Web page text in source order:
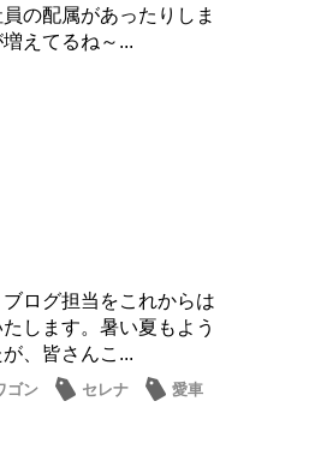
の配属があったりしま
えてるね～...
ログ担当をこれからは
します。暑い夏もよう
、皆さんこ...
ゴン セレナ
愛車